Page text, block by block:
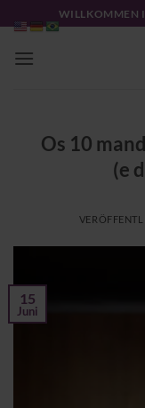
Inhalt
springen
WILLKOMMEN
Os 10
(e
15
Juni